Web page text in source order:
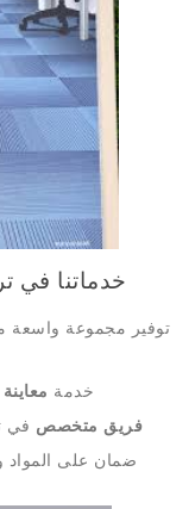
خدماتنا في
توفير مجموعة واسعة
خدمة
فريق متخصص في
ضمان على المواد